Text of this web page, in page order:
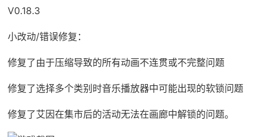
V0.18.3
小改动/错误修复：
修复了由于压缩导致的所有动画不连贯或不完整问题
修复了选择多个类别时音乐播放器中可能出现的软锁问题
修复了艾因在集市后的活动无法在画廊中解锁的问题。